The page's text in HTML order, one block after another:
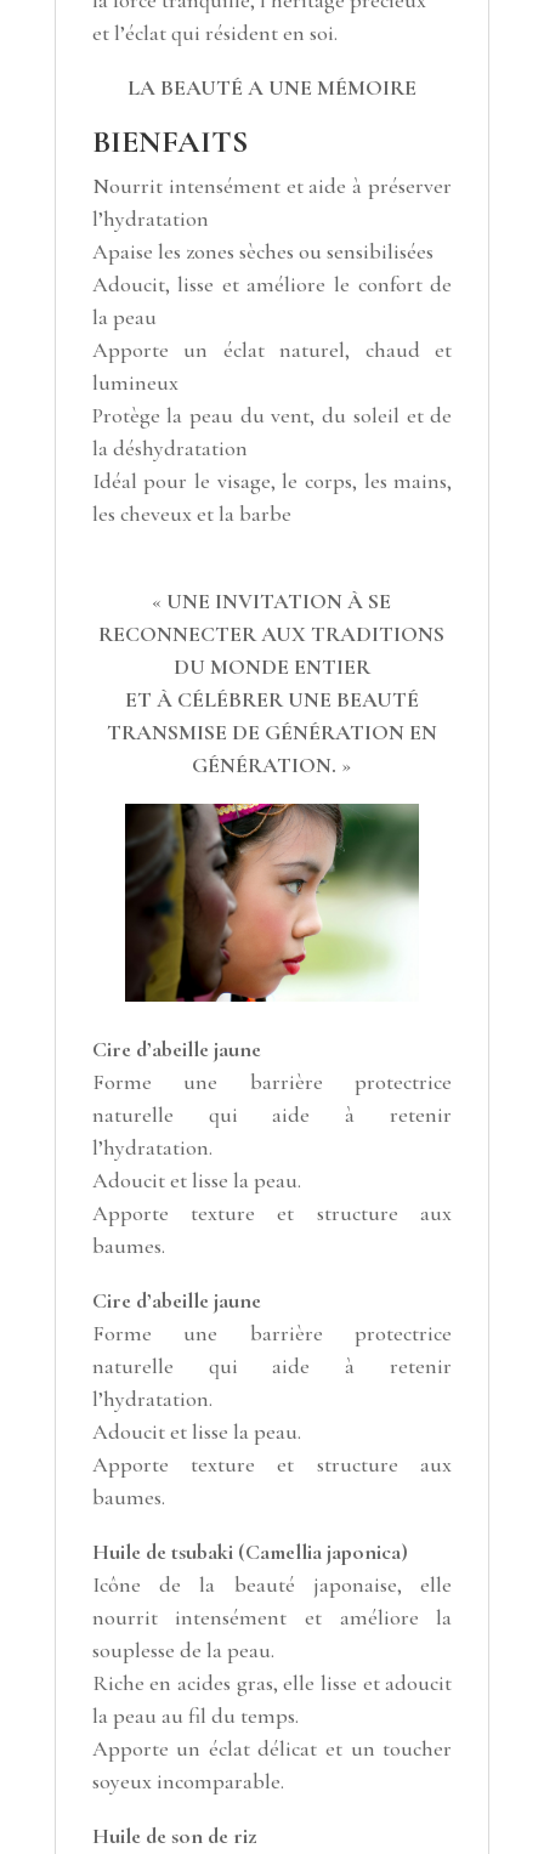
et l’éclat qui résident en soi.
LA BEAUTÉ A UNE MÉMOIRE
BIENFAITS
Nourrit intensément et aide à préserver
l’hydratation
Apaise les zones sèches ou sensibilisées
Adoucit, lisse et améliore le confort de
la peau
Apporte un éclat naturel, chaud et
lumineux
Protège la peau du vent, du soleil et de
la déshydratation
Idéal pour le visage, le corps, les mains,
les cheveux et la barbe
« UNE INVITATION À SE
RECONNECTER AUX TRADITIONS
DU MONDE ENTIER
ET À CÉLÉBRER UNE BEAUTÉ
TRANSMISE DE GÉNÉRATION EN
GÉNÉRATION. »
Cire d’abeille jaune
Forme une barrière protectrice
naturelle qui aide à retenir
l’hydratation.
Adoucit et lisse la peau.
Apporte texture et structure aux
baumes.
Cire d’abeille jaune
Forme une barrière protectrice
naturelle qui aide à retenir
l’hydratation.
Adoucit et lisse la peau.
Apporte texture et structure aux
baumes.
Huile de tsubaki (Camellia japonica)
Icône de la beauté japonaise, elle
nourrit intensément et améliore la
souplesse de la peau.
Riche en acides gras, elle lisse et adoucit
la peau au fil du temps.
Apporte un éclat délicat et un toucher
soyeux incomparable.
Huile de son de riz